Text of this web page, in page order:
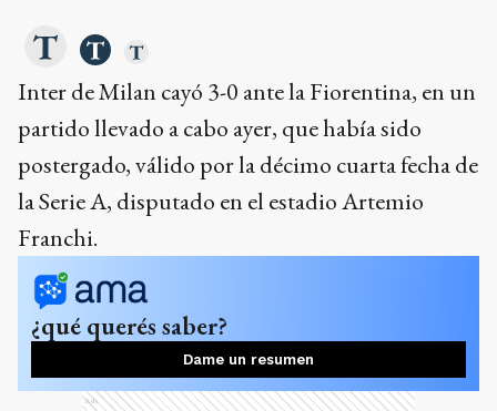
Inter de Milan cayó 3-0 ante la Fiorentina, en un
partido llevado a cabo ayer, que había sido
postergado, válido por la décimo cuarta fecha de
la Serie A, disputado en el estadio Artemio
Franchi.
¿qué querés saber?
Dame un resumen
Ads